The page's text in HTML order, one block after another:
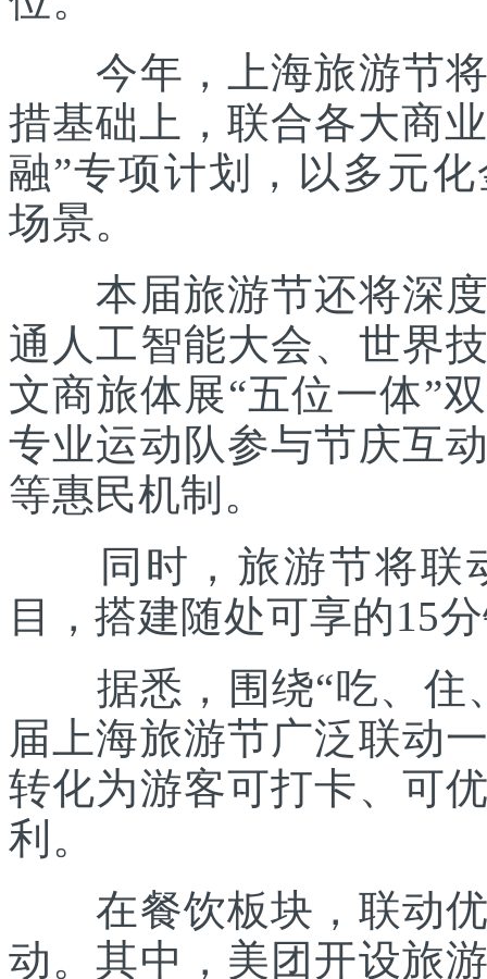
今年，上海旅游节将
措基础上，联合各大商
融”专项计划，以多元
场景。
本届旅游节还将深度
通人工智能大会、世界
文商旅体展“五位一体”
专业运动队参与节庆互
等惠民机制。
同时，旅游节将联
目，搭建随处可享的15
据悉，围绕“吃、住
届上海旅游节广泛联动
转化为游客可打卡、可
利。
在餐饮板块，联动优
动。其中，美团开设旅